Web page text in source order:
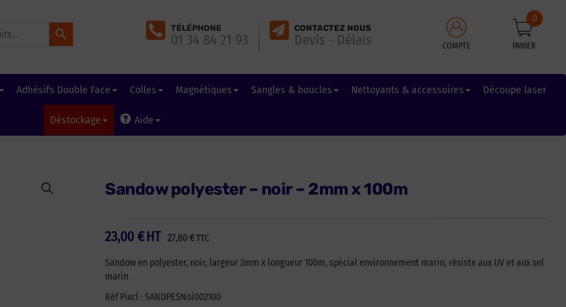
Search Button
TÉLÉPHONE
01 34 84 21 93
CONTACTEZ NOUS
Devis - Délais COMPTE PANIER
0
Adhésifs Double Face Colles Magnétiques Sangles & boucles Nettoyants & accessoires Découpe laser
Déstockage Aide
Sandow polyester – noir – 2mm x 100m
23,00 € 27,60€ TTC
HT
Sandow en polyester, noir, largeur 2mm x longueur 100m, spécial environnement marin, résiste aux UV et aux sel
marin
Réf Pixcl : SANDPESNoi002100